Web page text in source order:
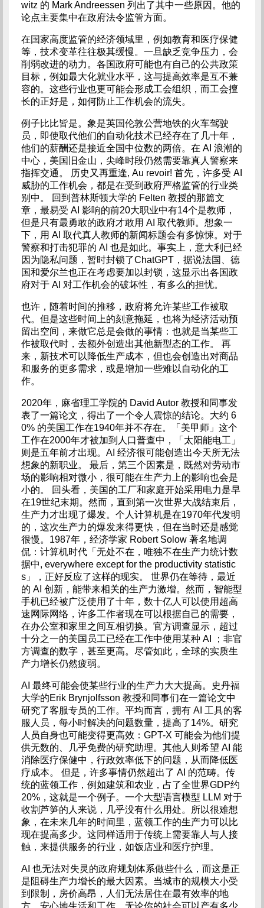
witz 的 Mark Andreessen 列出了其中一些原因。他的
论点主要集中在政府法令监管方面。
在国家高度监管的经济领域里，例如教育和医疗保健
等，技术变革往往极其缓慢。一旦缺乏竞争压力，会
削弱改进的动力。各国政府可能也有自己的公共政策
目标，例如最大化就业水平，这与提高效率是互不兼
容的。这些行业也更可能会形成工会组织，而工会擅
长的正好是，如何防止工作机会的流失。
例子比比皆是。象是英国伦敦公营地铁的火车驾驶
员，即使取代他们的自动化技术已经存在了几十年，
他们的薪酬还是接近全国中位数的两倍。在 AI 浪潮的
中心，美国旧金山，尖峰时段仍然需要靠真人警察来
指挥交通。 历史又再重逢, Au revoir! 首先，许多受 AI
威胁的工作机会，都是在受到政府严格监管的行业类
别中。 回到普林斯顿大学的 Felten 教授的那篇文
章，最易受 AI 影响的前20大职业中有14个是教师，
但是只有最勇敢的政府才敢用 AI 取代教师。想象一
下，用 AI 取代真人教师的新闻标题会有多惊悚。对于
警察和打击犯罪的 AI 也是如此。事实上，意大利已经
因为隐私问题，暂时封锁了ChatGPT，据说法国、德
国和爱尔兰也正在考虑要加以封锁，这显示出各国政
府对于 AI 对工作机会的破坏性，有多么的担忧。
也许，随着时间的推移，政府将允许某些工作被取
代。但是这些时间上的刻意拖延，也将为经济活动预
留出空间，来做它总是会做的事情：也就是当某些工
作被取代时，去额外创造出其他新型态的工作。 再
来，新技术可以降低生产成本，但也会创造出对商品
和服务的更多需求，或是增加一些难以自动化的工
作。
2020年，麻省理工学院的 David Autor 教授和同事发
表了一篇论文，得出了一个令人震惊的结论。大约 6
0% 的美国工作在1940年并不存在。「美甲师」这个
工作在2000年才被加到人口普查中，「太阳能电工」
则是五年前才出现。AI 经济很可能创造出今天所无法
想象的新职业。 最后，第三个因素是，既然对劳动市
场的影响相对微小，很可能在生产力上的影响也会是
小的。 回头看，美国的工厂和家庭开始采用电力是早
在19世纪末期。然而，直到第一次世界大战结束后，
生产力才出现了爆发。个人计算机是在1970年代发明
的，这次生产力的爆发来得更快，但在当时还是感觉
很慢。1987年，经济学家 Robert Solow 著名地调
侃：计算机时代「无处不在，唯独不在生产力统计数
据中, everywhere except for the productivity statistic
s」，正好反应了这样的现实。 世界仍在等待，最近
的 AI 创新，能带来相关的生产力激增。然而，智能型
手机已经被广泛使用了十年，数十亿人可以使用超高
速网际网络，许多工作者现在可以根据自己的需要，
在办公室和家里之间互相切换。官方调查显示，超过
十分之一的美国员工已经在工作中使用某种 AI ；非官
方调查的数字，甚至更高。尽管如此，全球的实质生
产力增长仍然疲弱。
AI 最终可能会使某些行业的生产力大大提高。史丹福
大学的Erik Brynjolfsson 教授和同事们在一篇论文中
研究了客服专员的工作。平均而言，拥有 AI 工具的客
服人员，每小时解决的问题数量，提高了14%。研究
人员自身也可能变得更高效：GPT-X 可能会为他们提
供无数的、几乎免费的研究助理。其他人则希望 AI 能
消除医疗保健中，行政效率低下的问题，从而降低医
疗成本。 但是，许多事情仍然超出了 AI 的范畴。传
统的蓝领工作，例如建筑和农业，占了全世界GDP约
20%，这就是一个例子。一个大型语言模型 LLM 对于
收割芦笋的人来说，几乎没有什么用处。所以很难想
象，在未来几年的时间里，蓝领工作的生产力可以比
现在提高多少。这同样适用于传统上需要靠人与人接
触，来提供服务的行业，如饭店业和医疗护理。
AI 也无法对失灵的政府规划体系做些什么，而这是正
是阻碍生产力增长的最大因素。当城市的规模大小受
到限制，房价高昂，人们无法居住在最有效率的地
方，安心地生活和工作。无论你的社会可以产有多少